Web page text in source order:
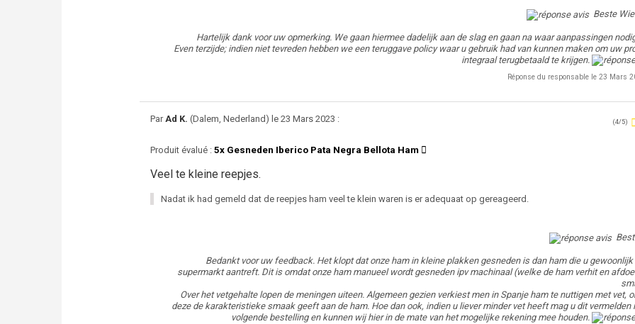
Beste
Hartelijk dank voor uw opmerking. We gaan hiermee dadelijk aan de slag en gaan na waar aanpassingen
Even terzijde; indien niet tevreden hebben we een teruggave policy waar u gebruik had van kunnen maken om uw
integraal terugbetaald te krijgen.
Réponse du responsable le 23 Mars
ParAd K. (Dalem, Nederland) le 23 Mars 2023 : (4/5)
Produit évalué : 5x Gesneden Iberico Pata Negra Bellota Ham
Veel te kleine reepjes.
Nadat ik had gemeld dat de reepjes ham veel te klein waren is er adequaat op gereageerd.
Bedankt voor uw feedback. Het klopt dat onze ham in kleine plakken gesneden is dan ham die u gewoonlijk
supermarkt aantreft. Dit is omdat onze ham manueel wordt gesneden ipv machinaal (welke de ham verhit en
Over het vetgehalte lopen de meningen uiteen. Algemeen gezien verkiest men in Spanje ham te nuttigen met vet,
deze de karakteristieke smaak geeft aan de ham. Hoe dan ook, indien u liever minder vet heeft mag u dit vermelden
volgende bestelling en kunnen wij hier in de mate van het mogelijke rekening mee houden.